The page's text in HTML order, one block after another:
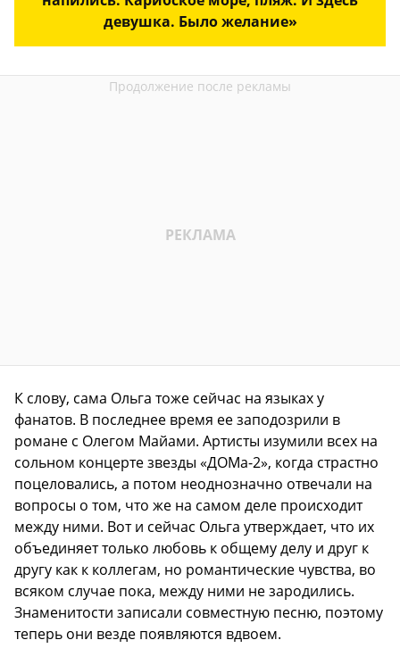
девушка. Было желание»
К слову, сама Ольга тоже сейчас на языках у
фанатов. В последнее время ее заподозрили в
романе с Олегом Майами. Артисты изумили всех на
сольном концерте звезды «ДОМа-2», когда страстно
поцеловались, а потом неоднозначно отвечали на
вопросы о том, что же на самом деле происходит
между ними. Вот и сейчас Ольга утверждает, что их
объединяет только любовь к общему делу и друг к
другу как к коллегам, но романтические чувства, во
всяком случае пока, между ними не зародились.
Знаменитости записали совместную песню, поэтому
теперь они везде появляются вдвоем.